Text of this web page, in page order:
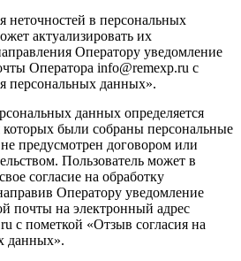
неточностей в персональных
актуализировать их
Оператору уведомление
Оператора info@remexp.ru с
персональных данных».
данных определяется
были собраны персональные
предусмотрен договором или
Пользователь может в
согласие на обработку
Оператору уведомление
почты на электронный адрес
с пометкой «Отзыв согласия на
данных».